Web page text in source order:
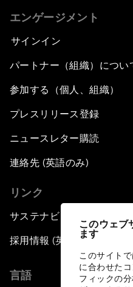
このウェブ
ます
このサイト
に合わせた
フィックの
エンゲージメント
サインイン
パートナー（組織）につい
参加する（個人、組織）
プレスリリース登録
ニュースレター購読
連絡先 (英語のみ)
リンク
サステナビリティへの取り
採用情報 (英語のみ)
言語